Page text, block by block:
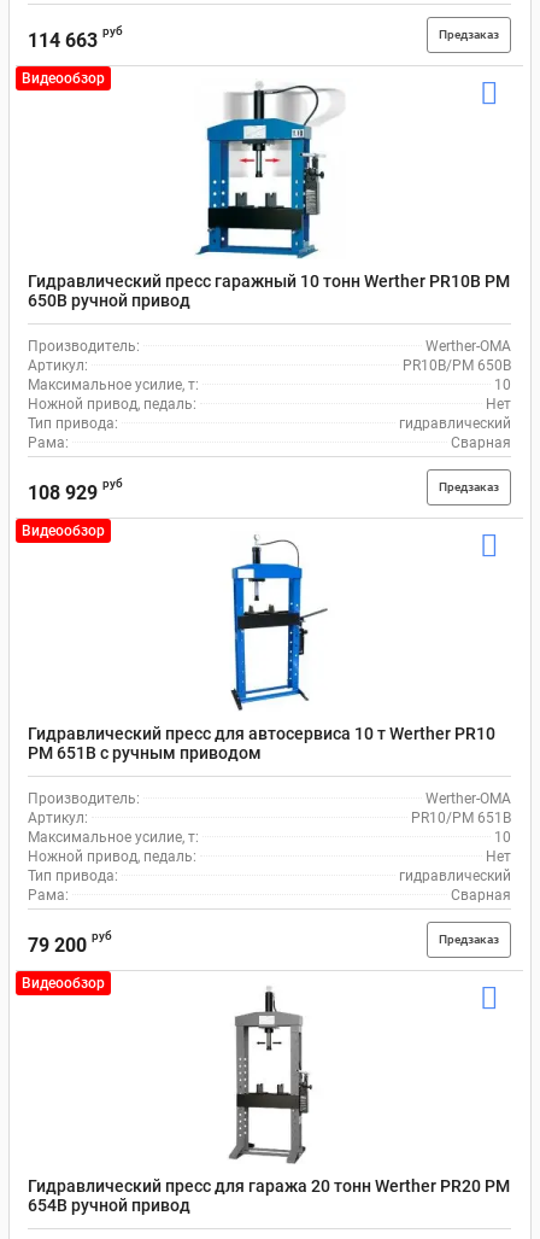
114 663 руб Предзаказ
Видеообзор
Гидравлический пресс гаражный 10 тонн Werther PR10B PM
650B ручной привод
Производитель:
Werther-OMA
Артикул:
PR10B/PM 650B
Максимальное усилие, т:
10
Ножной привод, педаль:
Нет
Тип привода:
гидравлический
Рама:
Сварная
108 929 руб Предзаказ
Видеообзор
Гидравлический пресс для автосервиса 10 т Werther PR10
PM 651B с ручным приводом
Производитель:
Werther-OMA
Артикул:
PR10/PM 651B
Максимальное усилие, т:
10
Ножной привод, педаль:
Нет
Тип привода:
гидравлический
Рама:
Сварная
79 200 руб Предзаказ
Видеообзор
Гидравлический пресс для гаража 20 тонн Werther PR20 PM
654B ручной привод